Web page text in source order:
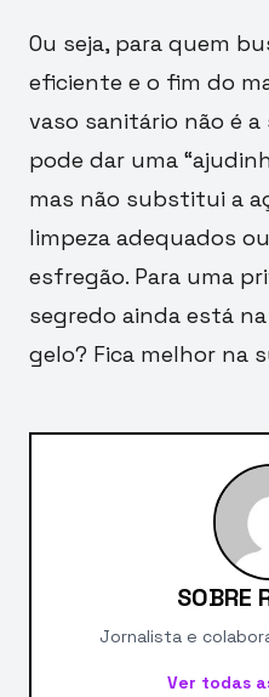
Ou seja, para quem
eficiente e o fim do
vaso sanitário não é a
pode dar uma
mas não substitui a
limpeza adequados
esfregão. Para uma
segredo ainda está
gelo? Fica melhor na
SOBRE
Jornalista e
Ver todas